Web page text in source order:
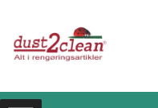
indhold